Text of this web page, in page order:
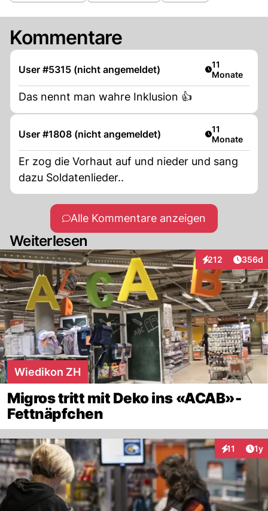
Kommentare
User #5315 (nicht angemeldet) Artikel
11
Monate
Das nennt man wahre Inklusion 👍
User #1808 (nicht angemeldet) Artikel
11
Monate
Er zog die Vorhaut auf und nieder und sang
dazu Soldatenlieder..
Alle Kommentare anzeigen
Weiterlesen
212
Interaktionen356d
Wiedikon ZH
Migros tritt mit Deko ins «ACAB»-
Fettnäpfchen
11 1y